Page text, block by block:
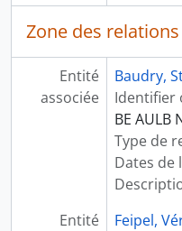
Zone des relations
Entité
associée
Baudry,
Identifier
BE AULB
Type de
Dates de
Entité
Feipel,